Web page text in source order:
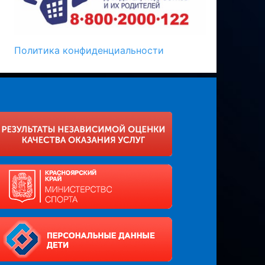
Политика конфиденциальности